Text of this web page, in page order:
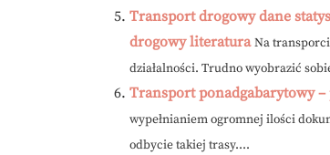
Transport drogowy dane
drogowy literatura Na
działalności. Trudno wyobrazić
Transport ponadgabarytowy
wypełnianiem ogromnej ilości
odbycie takiej trasy....